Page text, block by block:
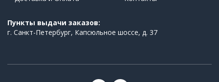
Пункты выдачи заказов:
г. Санкт-Петербург, Капсюльное шоссе, д. 37